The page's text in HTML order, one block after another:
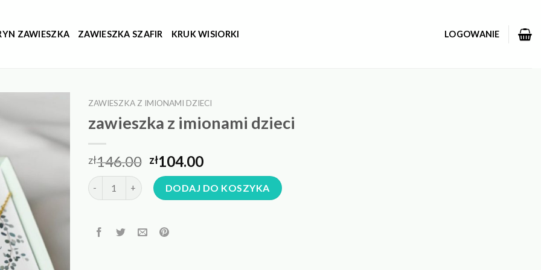
ZAWIESZKA ZAWIESZKA SZAFIR KRUK WISIORKI LOGOWANIE
ZAWIESZKA Z IMIONAMI DZIECI
zawieszka z imionami dzieci
zł146.00 zł104.00
ilość zawieszka z imionami dzieciDODAJ DO KOSZYKA